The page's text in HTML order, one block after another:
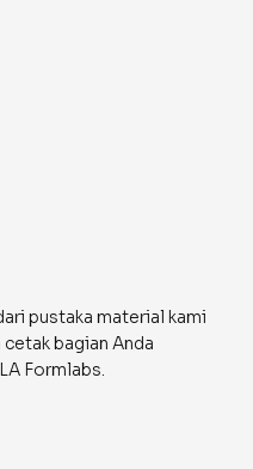
pustaka material kami
bagian Anda
Formlabs.